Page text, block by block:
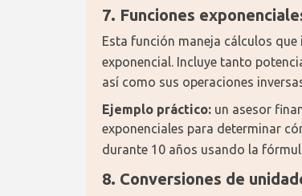
7. Funciones
Esta función maneja cálculos
exponencial. Incluye tanto
así como sus operaciones
Ejemplo práctico: un asesor
exponenciales para determinar
durante 10 años usando la
8. Conversiones de